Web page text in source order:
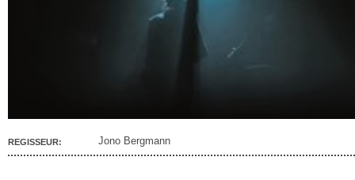
REGISSEUR: Jono Bergmann